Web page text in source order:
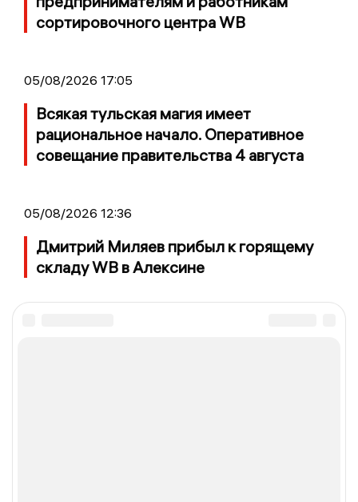
сортировочного центра WB
05/08/2026 17:05
Всякая тульская магия имеет
рациональное начало. Оперативное
совещание правительства 4 августа
05/08/2026 12:36
Дмитрий Миляев прибыл к горящему
складу WB в Алексине